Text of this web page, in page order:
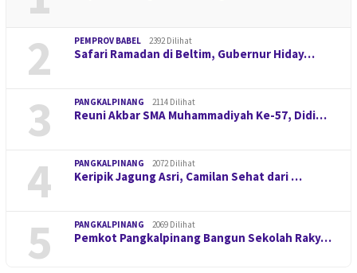
2 PEMPROV BABEL 2392 Dilihat
Safari Ramadan di Beltim, Gubernur Hiday…
3 PANGKALPINANG 2114 Dilihat
Reuni Akbar SMA Muhammadiyah Ke-57, Didi…
4 PANGKALPINANG 2072 Dilihat
Keripik Jagung Asri, Camilan Sehat dari …
5 PANGKALPINANG 2069 Dilihat
Pemkot Pangkalpinang Bangun Sekolah Raky…